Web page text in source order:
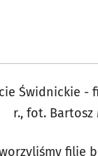
Świdnickie -
r., fot. Bartosz
filie